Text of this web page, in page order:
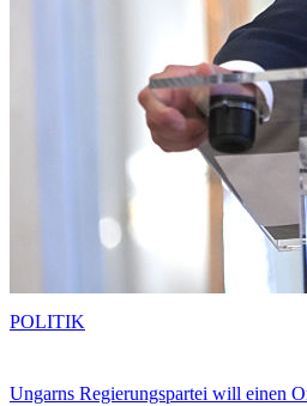
Ungarns Regierungspartei will einen
POLITIK